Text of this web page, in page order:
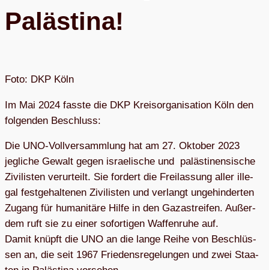
Palästina!
Foto: DKP Köln
Im Mai 2024 fasste die DKP Kreis­or­ga­ni­sa­tion Köln den
fol­gen­den Beschluss:
Die UNO-Voll­ver­samm­lung hat am 27. Okto­ber 2023
jeg­li­che Gewalt gegen israe­li­sche und paläs­ti­nen­si­sche
Zivi­lis­ten ver­ur­teilt. Sie for­dert die Frei­las­sung aller ille­
gal fest­ge­hal­te­nen Zivi­lis­ten und ver­langt unge­hin­der­ten
Zugang für huma­ni­täre Hilfe in den Gaza­strei­fen. Außer­
dem ruft sie zu einer sofor­ti­gen Waf­fen­ruhe auf.
Damit knüpft die UNO an die lange Reihe von Beschlüs­
sen an, die seit 1967 Frie­dens­re­ge­lun­gen und zwei Staa­